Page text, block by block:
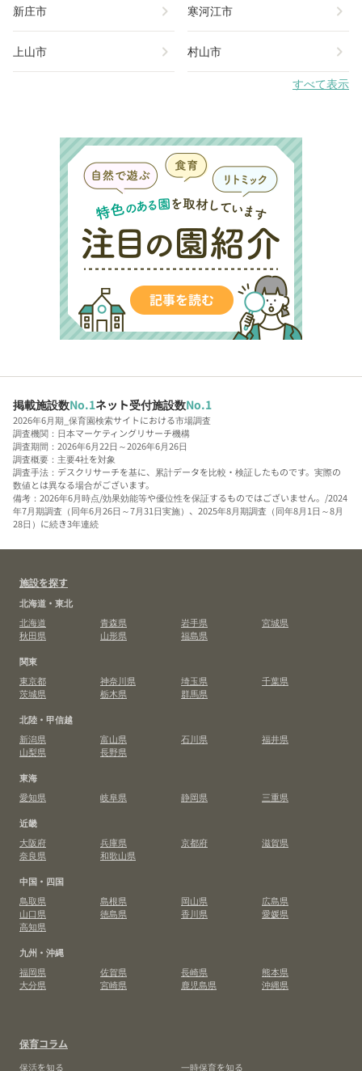
新庄市 chevron_right 寒河江市 chevron_right
上山市 chevron_right 村山市 chevron_right
すべて表示
掲載施設数No.1ネット受付施設数No.1
2026年6月期_保育園検索サイトにおける市場調査
調査機関：日本マーケティングリサーチ機構
調査期間：2026年6月22日～2026年6月26日
調査概要：主要4社を対象
調査手法：デスクリサーチを基に、累計データを比較・検証したものです。実際の
数値とは異なる場合がございます。
備考：2026年6月時点/効果効能等や優位性を保証するものではございません。/2024
年7月期調査（同年6月26日～7月31日実施）、2025年8月期調査（同年8月1日～8月
28日）に続き3年連続
施設を探す
北海道・東北
北海道
青森県 岩手県
宮城県
秋田県
山形県
福島県
関東
東京都
神奈川県 埼玉県
千葉県
茨城県
栃木県
群馬県
北陸・甲信越
新潟県
富山県 石川県
福井県
山梨県
長野県
東海
愛知県
岐阜県 静岡県
三重県
近畿
大阪府
兵庫県 京都府
滋賀県
奈良県
和歌山県
中国・四国
鳥取県
島根県 岡山県
広島県
山口県
徳島県 香川県
愛媛県
高知県
九州・沖縄
福岡県
佐賀県 長崎県
熊本県
大分県
宮崎県 鹿児島県 沖縄県
保育コラム
保活を知る 一時保育を知る